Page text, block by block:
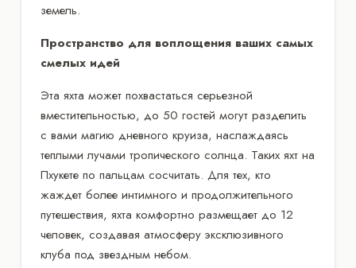
земель.
Пространство для воплощения ваших самых
смелых идей
Эта яхта может похвастаться серьезной
вместительностью, до 50 гостей могут разделить
с вами магию дневного круиза, наслаждаясь
теплыми лучами тропического солнца. Таких яхт на
Пхукете по пальцам сосчитать. Для тех, кто
жаждет более интимного и продолжительного
путешествия, яхта комфортно размещает до 12
человек, создавая атмосферу эксклюзивного
клуба под звездным небом.